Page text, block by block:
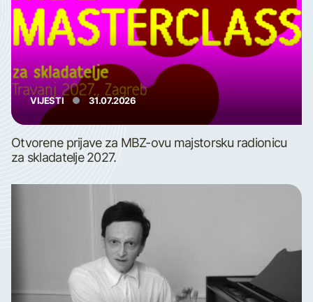
VIJESTI 31.07.2026
Otvorene prijave za MBZ-ovu majstorsku radionicu
za skladatelje 2027.